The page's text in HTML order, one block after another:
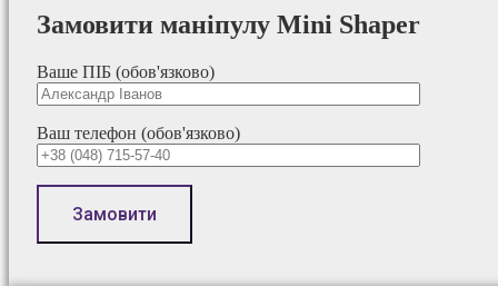
Замовити маніпулу Mini Shaper
Ваше ПІБ (обов'язково)
Ваш телефон (обов'язково)